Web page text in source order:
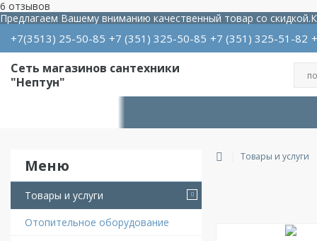
6 отзывов
Предлагаем Вашему вниманию качественный товар со скидкой.
+7(3513) 25-50-85 +7 351 325-50-85 +7 351 325-51-82
Сеть магазинов сантехники
"Нептун"
Товары и услуги
Отопительное оборудование
Товары и услуги